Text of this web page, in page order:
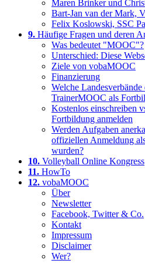
Maren Brinker und
Bart-Jan van der Mark,
Felix Koslowski, SSC
9. Häufige Fragen und deren
Was bedeutet "MOOC"?
Unterschied: Diese
Ziele von vobaMOOC
Finanzierung
Welche
TrainerMOOC als
Kostenlos einschreiben
Fortbildung anmelden
Werden Aufgaben
offiziellen Anmeldung
wurden?
10. Volleyball Online Kongress
11. HowTo
12. vobaMOOC
Über
Newsletter
Facebook, Twitter & Co.
Kontakt
Impressum
Disclaimer
Wer?